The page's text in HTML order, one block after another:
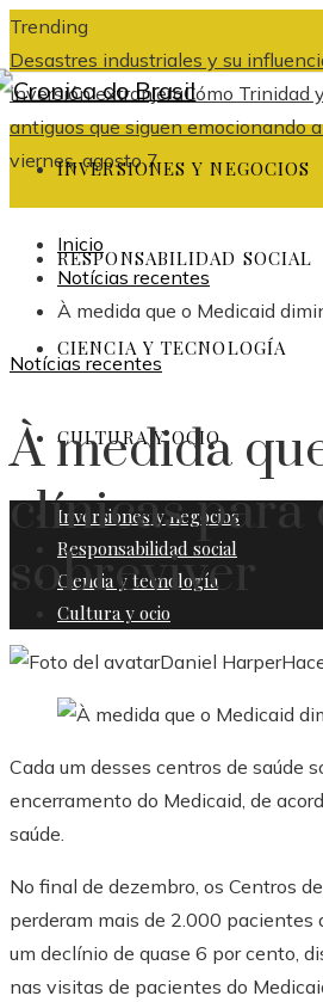
Trending
Desastres industriales y su
inversión extranjeraCómo Trinidad
antiguos que siguen emocionando
viernes, agosto 7
INVERSIONES Y NEGOCIOS
RESPONSABILIDAD SOCIAL
CIENCIA Y TECNOLOGÍA
CULTURA Y OCIO
Inversiones y negocios
Responsabilidad social
Ciencia y tecnología
Cultura y ocio
Inicio
Notícias recentes
À medida que o Medicaid
Notícias recentes
À medida
clínicas para
sobreviver
Daniel Harper
Cada um desses centros de saúde
encerramento do Medicaid, de
saúde.
No final de dezembro, os Centros
perderam mais de 2.000 pacientes
um declínio de quase 6 por cento,
nas visitas de pacientes do